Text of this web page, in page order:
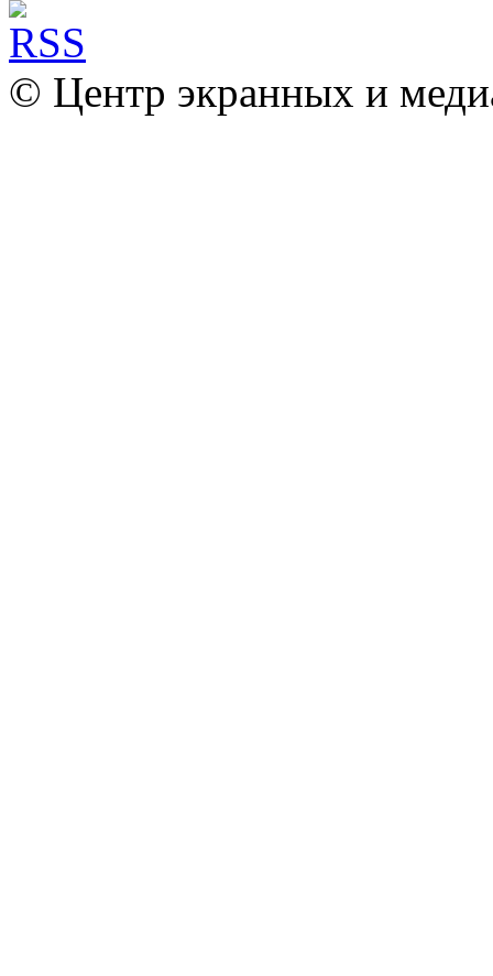
© Центр экранных и